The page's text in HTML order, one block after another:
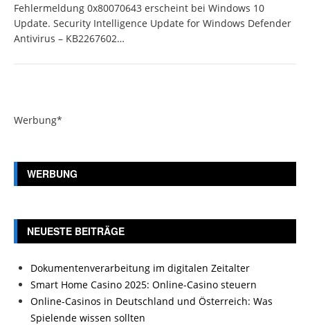
Fehlermeldung 0x80070643 erscheint bei Windows 10
Update. Security Intelligence Update for Windows Defender
Antivirus – KB2267602…
Werbung*
WERBUNG
NEUESTE BEITRÄGE
Dokumentenverarbeitung im digitalen Zeitalter
Smart Home Casino 2025: Online-Casino steuern
Online-Casinos in Deutschland und Österreich: Was
Spielende wissen sollten